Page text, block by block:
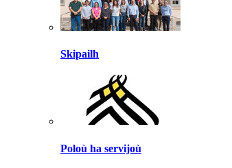
Skipailh
Poloù ha servijoù